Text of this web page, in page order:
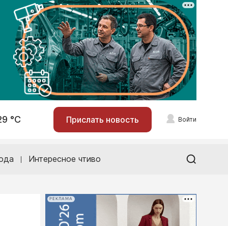
°С Прислать новость Войти
Интересное чтиво
РЕКЛАМА